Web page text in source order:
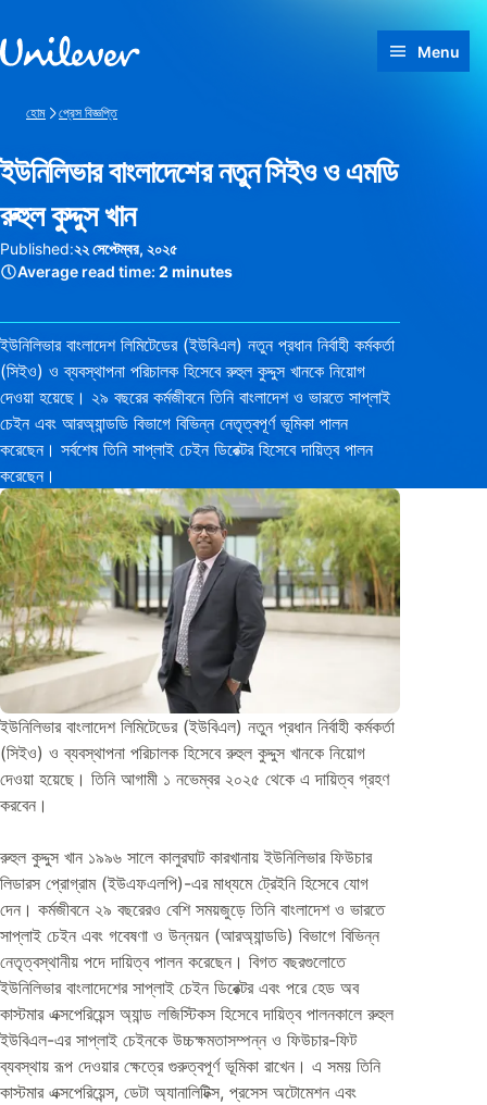
Menu
হোম প্রেস বিজ্ঞপ্তি
ইউনিলিভার বাংলাদেশের নতুন সিইও ও এমডি
রুহুল কুদ্দুস খান
Published:২২ সেপ্টেম্বর, ২০২৫
Average read time: 2 minutes
ইউনিলিভার বাংলাদেশ লিমিটেডের (ইউবিএল) নতুন প্রধান নির্বাহী কর্মকর্তা
(সিইও) ও ব্যবস্থাপনা পরিচালক হিসেবে রুহুল কুদ্দুস খানকে নিয়োগ
দেওয়া হয়েছে। ২৯ বছরের কর্মজীবনে তিনি বাংলাদেশ ও ভারতে সাপ্লাই
চেইন এবং আরঅ্যান্ডডি বিভাগে বিভিন্ন নেতৃত্বপূর্ণ ভূমিকা পালন
করেছেন। সর্বশেষ তিনি সাপ্লাই চেইন ডিরেক্টর হিসেবে দায়িত্ব পালন
করেছেন।
ইউনিলিভার বাংলাদেশ লিমিটেডের (ইউবিএল) নতুন প্রধান নির্বাহী কর্মকর্তা
(সিইও) ও ব্যবস্থাপনা পরিচালক হিসেবে রুহুল কুদ্দুস খানকে নিয়োগ
দেওয়া হয়েছে। তিনি আগামী ১ নভেম্বর ২০২৫ থেকে এ দায়িত্ব গ্রহণ
করবেন।
রুহুল কুদ্দুস খান ১৯৯৬ সালে কালুরঘাট কারখানায় ইউনিলিভার ফিউচার
লিডারস প্রোগ্রাম (ইউএফএলপি)-এর মাধ্যমে ট্রেইনি হিসেবে যোগ
দেন। কর্মজীবনে ২৯ বছরেরও বেশি সময়জুড়ে তিনি বাংলাদেশ ও ভারতে
সাপ্লাই চেইন এবং গবেষণা ও উন্নয়ন (আরঅ্যান্ডডি) বিভাগে বিভিন্ন
নেতৃত্বস্থানীয় পদে দায়িত্ব পালন করেছেন। বিগত বছরগুলোতে
ইউনিলিভার বাংলাদেশের সাপ্লাই চেইন ডিরেক্টর এবং পরে হেড অব
কাস্টমার এক্সপেরিয়েন্স অ্যান্ড লজিস্টিকস হিসেবে দায়িত্ব পালনকালে রুহুল
ইউবিএল-এর সাপ্লাই চেইনকে উচ্চক্ষমতাসম্পন্ন ও ফিউচার-ফিট
ব্যবস্থায় রূপ দেওয়ার ক্ষেত্রে গুরুত্বপূর্ণ ভূমিকা রাখেন। এ সময় তিনি
কাস্টমার এক্সপেরিয়েন্স, ডেটা অ্যানালিটিক্স, প্রসেস অটোমেশন এবং